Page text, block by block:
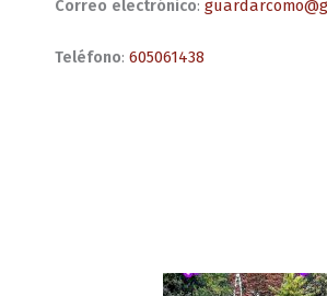
Correo electrónico:
Teléfono: 605061438